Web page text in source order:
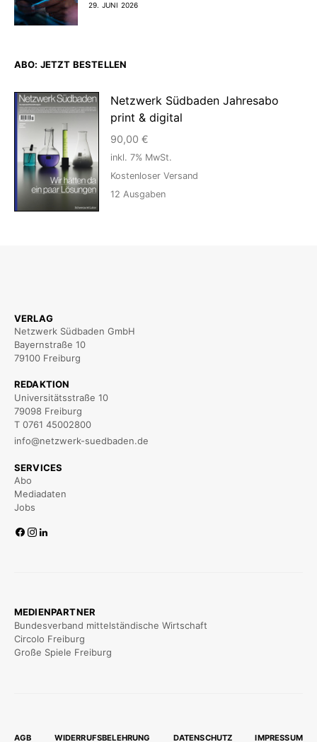
29. JUNI 2026
ABO: JETZT BESTELLEN
Netzwerk Südbaden Jahresabo
print & digital
90,00 €
inkl. 7% MwSt.
Kostenloser Versand
12 Ausgaben
VERLAG
Netzwerk Südbaden GmbH
Bayernstraße 10
79100 Freiburg
REDAKTION
Universitätsstraße 10
79098 Freiburg
T 0761 45002800
info@netzwerk-suedbaden.de
SERVICES
Abo
Mediadaten
Jobs
MEDIENPARTNER
Bundesverband mittelständische Wirtschaft
Circolo Freiburg
Große Spiele Freiburg
AGB WIDERRUFSBELEHRUNG DATENSCHUTZ IMPRESSUM